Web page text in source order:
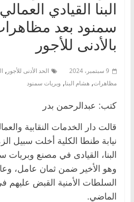
البنا القيادي
سمنود بعد
بالأدنى للأجور
9 سبتمبر، 2024 الحد الأدنى للأجور ,
مظاهرات, هشام البنا, وبريات سمنود
كتب: عبدالرحمن بدر
قالت دار الخدمات النقابية
نيابة طنطا الكلية أخلت سبيل
وهو الأخير ضمن ثمان عامل،
الماضي.